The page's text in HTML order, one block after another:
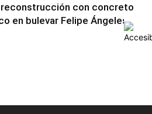
reconstrucción con concreto
en bulevar Felipe Ángeles